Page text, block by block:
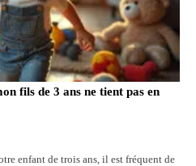
fils de 3 ans ne tient pas en
enfant de trois ans, il est fréquent de